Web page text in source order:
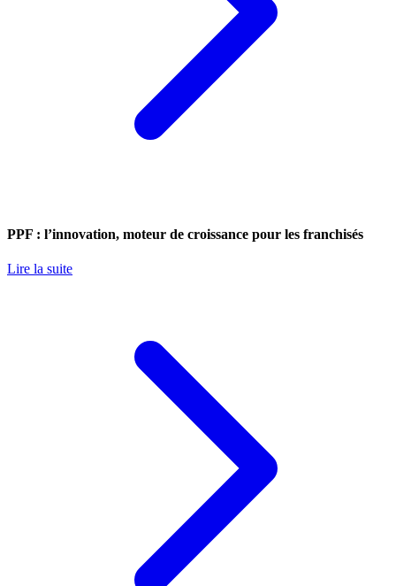
PPF : l’innovation, moteur de croissance pour les franchisés
Lire la suite